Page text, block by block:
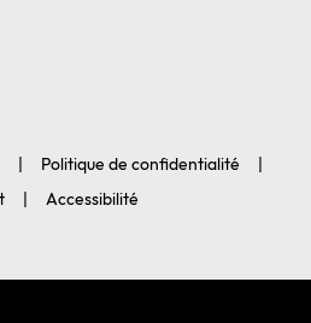
Politique de confidentialité
Accessibilité